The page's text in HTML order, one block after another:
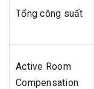
Tổng công suất
Active Room
Compensation